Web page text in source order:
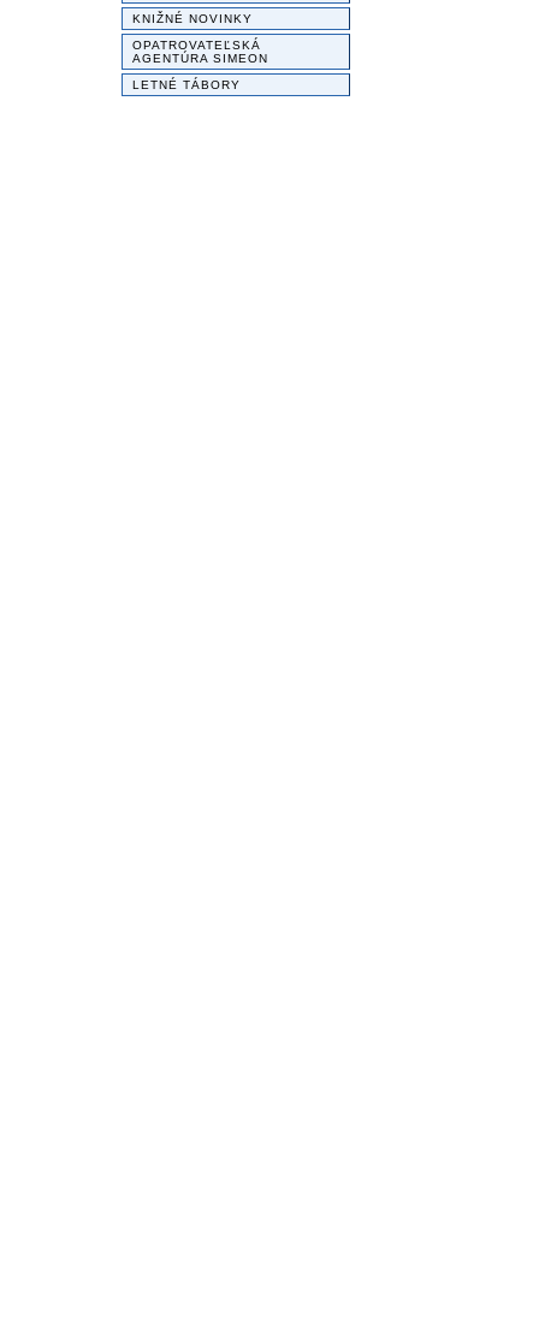
KNIŽNÉ NOVINKY
OPATROVATEĽSKÁ
AGENTÚRA SIMEON
LETNÉ TÁBORY